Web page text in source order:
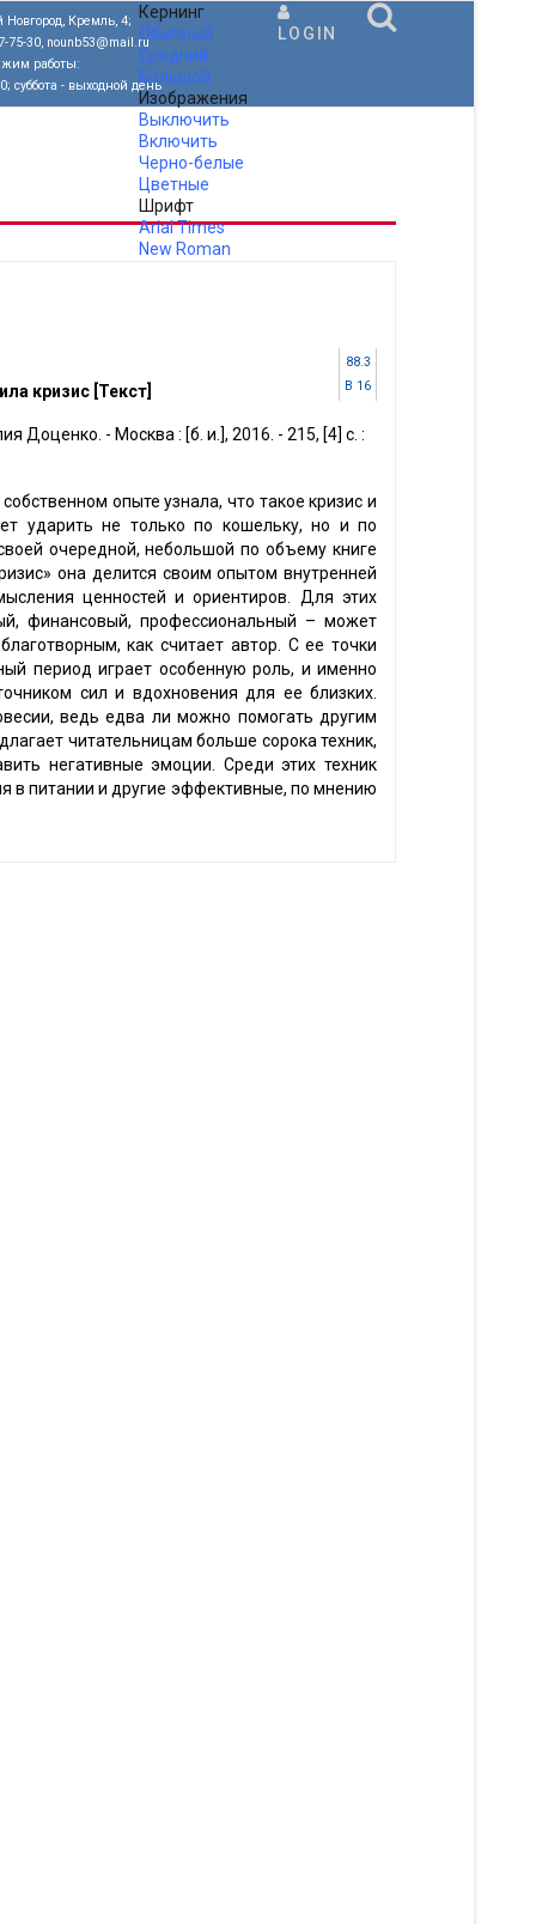
Новгород, Кремль, 4;
75-30, nounb53@mail.ru
работы:
суббота - выходной день
Кернинг
Обычный
Средний
Большой
Изображения
Выключить
Включить
Черно-белые
Цветные
Шрифт
ArialTimes
New Roman
LOGIN
88.3
В 16
кризис [Текст]
Доценко. - Москва : [б. и.], 2016. - 215, [4] с. :
опыте узнала, что такое кризис и
ударить не только по кошельку, но и по
очередной, небольшой по объему книге
она делится своим опытом внутренней
ценностей и ориентиров. Для этих
финансовый, профессиональный – может
как считает автор. С ее точки
период играет особенную роль, и именно
сил и вдохновения для ее близких.
ведь едва ли можно помогать другим
читательницам больше сорока техник,
негативные эмоции. Среди этих техник
в питании и другие эффективные, по мнению